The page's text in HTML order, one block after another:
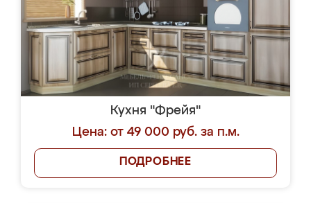
Кухня "Фрейя"
Цена: от 49 000 руб. за п.м.
ПОДРОБНЕЕ